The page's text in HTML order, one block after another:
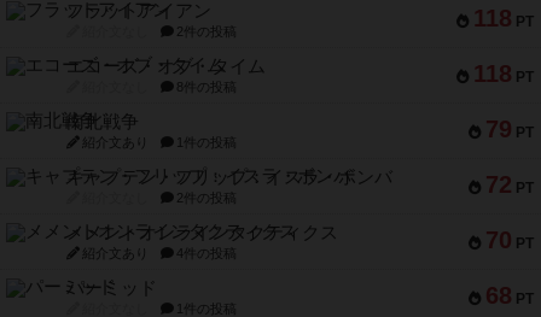
118 PT
フラットアイアン
2件の投稿
118 PT
エコーズ・オブ・タイム
8件の投稿
79 PT
南北戦争
紹介文あり 1件の投稿
72 PT
キャプテン・フリップ：イスラ・ボンバ
2件の投稿
70 PT
メメントオンラインタクティクス
紹介文あり 4件の投稿
68 PT
パーミッド
1件の投稿